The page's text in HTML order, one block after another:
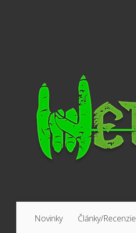
Novinky Články/Recenzie